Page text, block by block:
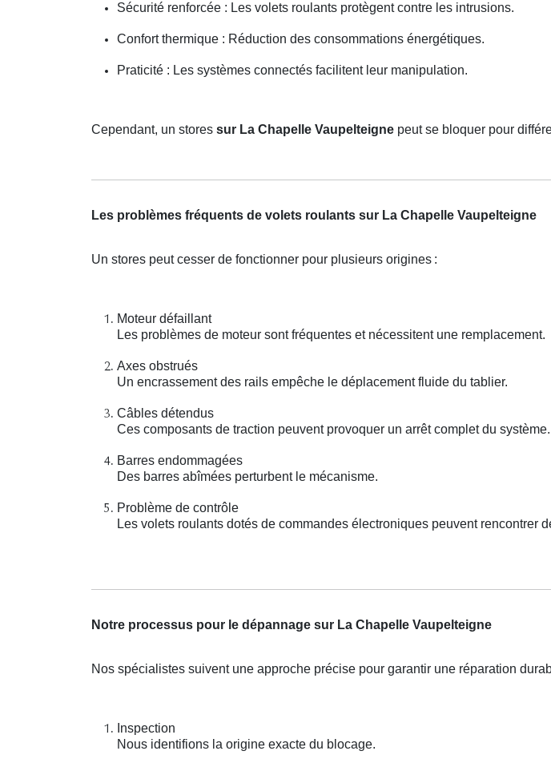
Sécurité renforcée : Les volets roulants protègent contre les intrusions.
Confort thermique : Réduction des consommations énergétiques.
Praticité : Les systèmes connectés facilitent leur manipulation.
Cependant, un stores sur La Chapelle Vaupelteigne peut se bloquer pour
Les problèmes fréquents de volets roulants sur La Chapelle Vaupelteigne
Un stores peut cesser de fonctionner pour plusieurs origines :
Moteur défaillant
Les problèmes de moteur sont fréquentes et nécessitent une remplacement.
Axes obstrués
Un encrassement des rails empêche le déplacement fluide du tablier.
Câbles détendus
Ces composants de traction peuvent provoquer un arrêt complet du système.
Barres endommagées
Des barres abîmées perturbent le mécanisme.
Problème de contrôle
Les volets roulants dotés de commandes électroniques peuvent rencontrer
Notre processus pour le dépannage sur La Chapelle Vaupelteigne
Nos spécialistes suivent une approche précise pour garantir une réparation
Inspection
Nous identifions la origine exacte du blocage.